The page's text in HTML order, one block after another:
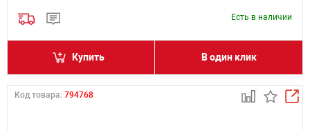
Есть в наличии
Купить В один клик
Код товара: 794768